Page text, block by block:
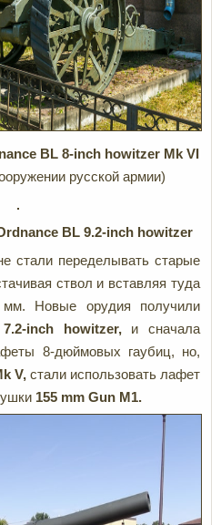
BL 8-inch howitzer Mk VI
русской армии)
BL 9.2-inch howitzer
стали переделывать старые
ствол и вставляя туда
Новые орудия получили
inch howitzer, и сначала
8-дюймовых гаубиц, но,
V, стали использовать лафет
155 mm Gun M1.